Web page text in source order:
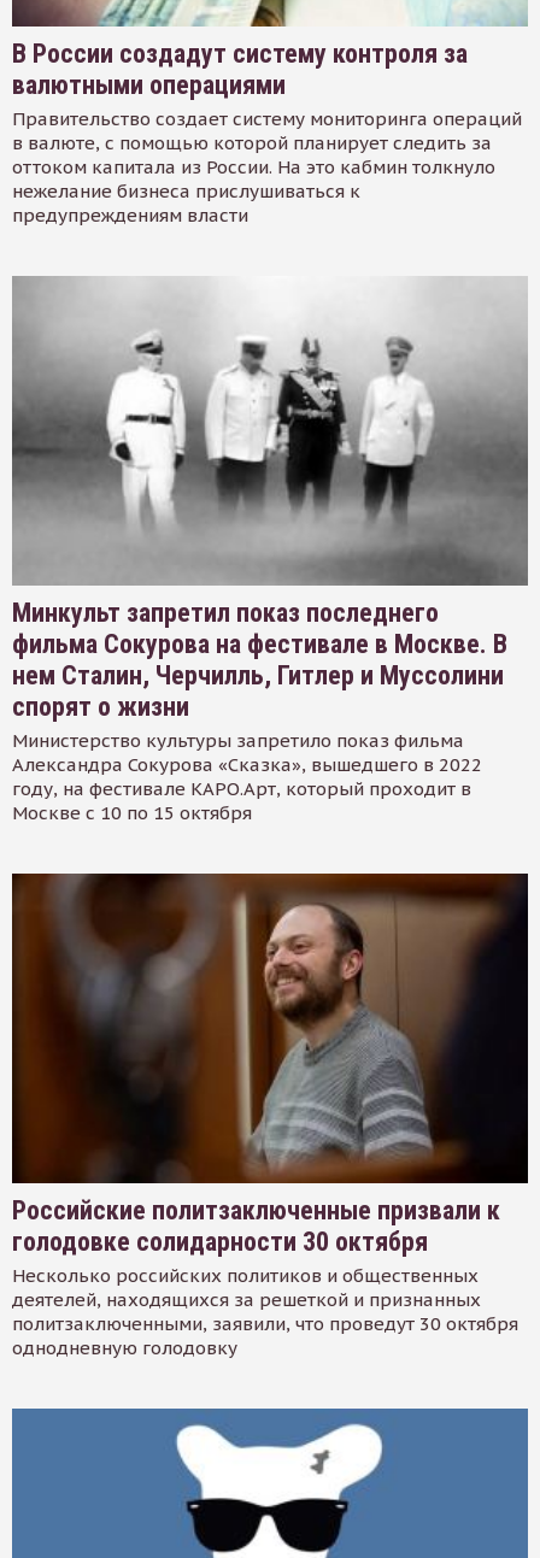
В России создадут систему контроля за
валютными операциями
Правительство создает систему мониторинга операций
в валюте, с помощью которой планирует следить за
оттоком капитала из России. На это кабмин толкнуло
нежелание бизнеса прислушиваться к
предупреждениям власти
Минкульт запретил показ последнего
фильма Сокурова на фестивале в Москве. В
нем Сталин, Черчилль, Гитлер и Муссолини
спорят о жизни
Министерство культуры запретило показ фильма
Александра Сокурова «Сказка», вышедшего в 2022
году, на фестивале КАРО.Арт, который проходит в
Москве с 10 по 15 октября
Российские политзаключенные призвали к
голодовке солидарности 30 октября
Несколько российских политиков и общественных
деятелей, находящихся за решеткой и признанных
политзаключенными, заявили, что проведут 30 октября
однодневную голодовку